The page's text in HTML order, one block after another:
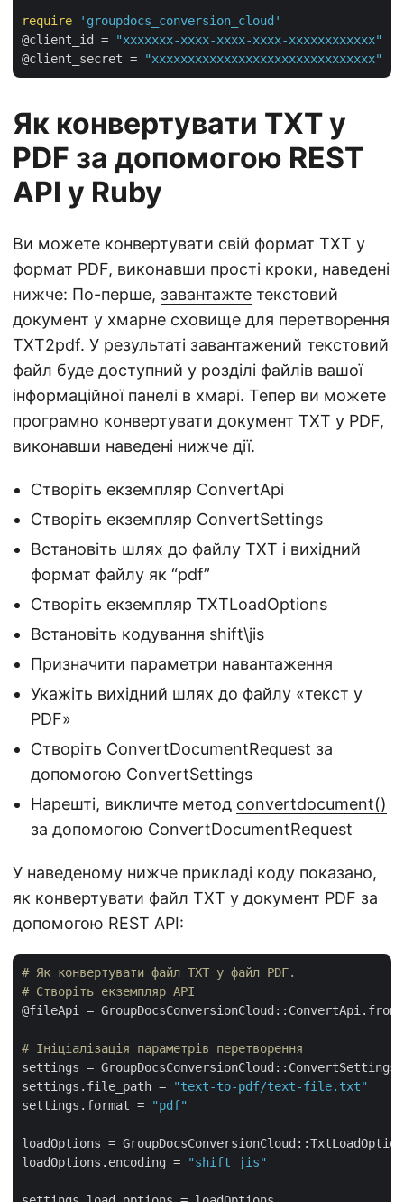
require
'groupdocs_conversion_cloud'
@client_id =
"xxxxxxx-xxxx-xxxx-xxxx-xxxxxxxxxxxx"
@client_secret =
"xxxxxxxxxxxxxxxxxxxxxxxxxxxxxxx"
Як конвертувати TXT у
PDF за допомогою REST
API у Ruby
Ви можете конвертувати свій формат TXT у
формат PDF, виконавши прості кроки, наведені
нижче: По-перше, завантажте текстовий
документ у хмарне сховище для перетворення
TXT2pdf. У результаті завантажений текстовий
файл буде доступний у розділі файлів вашої
інформаційної панелі в хмарі. Тепер ви можете
програмно конвертувати документ TXT у PDF,
виконавши наведені нижче дії.
Створіть екземпляр ConvertApi
Створіть екземпляр ConvertSettings
Встановіть шлях до файлу TXT і вихідний
формат файлу як “pdf”
Створіть екземпляр TXTLoadOptions
Встановіть кодування shift\jis
Призначити параметри навантаження
Укажіть вихідний шлях до файлу «текст у
PDF»
Створіть ConvertDocumentRequest за
допомогою ConvertSettings
Нарешті, викличте метод convertdocument()
за допомогою ConvertDocumentRequest
У наведеному нижче прикладі коду показано,
як конвертувати файл TXT у документ PDF за
допомогою REST API:
# Як конвертувати файл TXT у файл PDF.
# Створіть екземпляр API
@fileApi =
# Ініціалізація параметрів перетворення
settings =
settings.file_path =
"text-to-pdf/text-file.txt"
settings.format =
"pdf"
loadOptions =
loadOptions.encoding =
"shift_jis"